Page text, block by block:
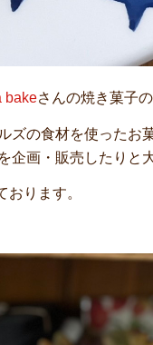
bakeさんの焼き菓子
ズの食材を使ったお
企画・販売したりと
ります。